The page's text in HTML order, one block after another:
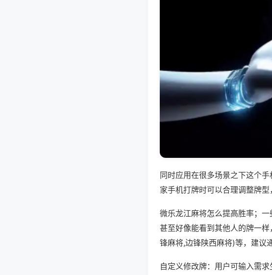
同时应用在很多场景之下这个
家手机打牌时可以合理调整牌型
微乐龙江麻将怎么提高胜率；
甚至好像能看到其他人的牌一
锋麻将,边锋陕西麻将)等，建议
自定义修改牌：用户可输入需